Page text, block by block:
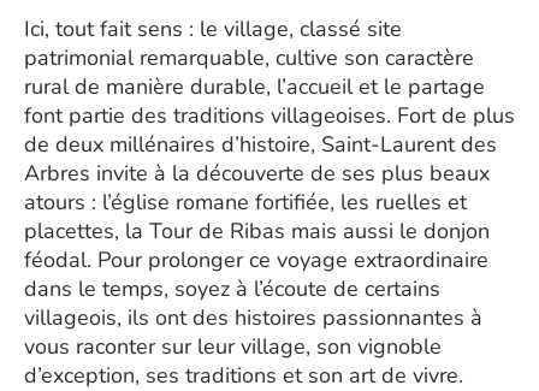
Ici, tout fait sens : le village, classé site
patrimonial remarquable, cultive son caractère
rural de manière durable, l’accueil et le partage
font partie des traditions villageoises. Fort de plus
de deux millénaires d’histoire, Saint-Laurent des
Arbres invite à la découverte de ses plus beaux
atours : l’église romane fortifiée, les ruelles et
placettes, la Tour de Ribas mais aussi le donjon
féodal. Pour prolonger ce voyage extraordinaire
dans le temps, soyez à l’écoute de certains
villageois, ils ont des histoires passionnantes à
vous raconter sur leur village, son vignoble
d’exception, ses traditions et son art de vivre.